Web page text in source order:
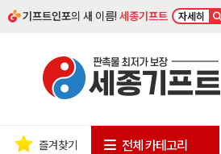
기프트인포의 새 이름!세종기프트 자세히
즐겨찾기 전체 카테고리